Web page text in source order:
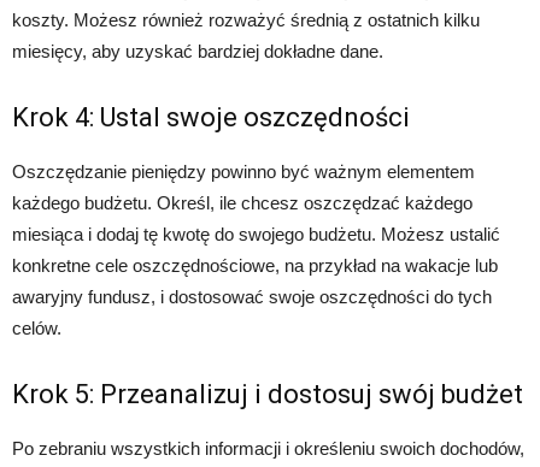
koszty. Możesz również rozważyć średnią z ostatnich kilku
miesięcy, aby uzyskać bardziej dokładne dane.
Krok 4: Ustal swoje oszczędności
Oszczędzanie pieniędzy powinno być ważnym elementem
każdego budżetu. Określ, ile chcesz oszczędzać każdego
miesiąca i dodaj tę kwotę do swojego budżetu. Możesz ustalić
konkretne cele oszczędnościowe, na przykład na wakacje lub
awaryjny fundusz, i dostosować swoje oszczędności do tych
celów.
Krok 5: Przeanalizuj i dostosuj swój budżet
Po zebraniu wszystkich informacji i określeniu swoich dochodów,